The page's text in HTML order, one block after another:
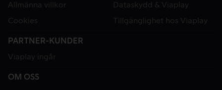
Allmänna villkor
Dataskydd & Viaplay
Cookies
Tillgänglighet hos Viaplay
PARTNER-KUNDER
Viaplay ingår
OM OSS